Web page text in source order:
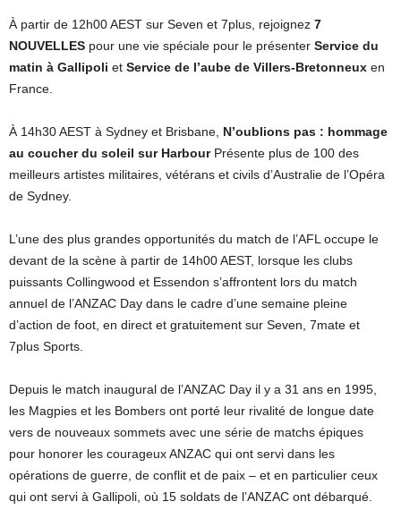
À partir de 12h00 AEST sur Seven et 7plus, rejoignez 7
NOUVELLES pour une vie spéciale pour le présenter Service du
matin à Gallipoli et Service de l’aube de Villers-Bretonneux en
France.
À 14h30 AEST à Sydney et Brisbane, N’oublions pas : hommage
au coucher du soleil sur HarbourPrésente plus de 100 des
meilleurs artistes militaires, vétérans et civils d’Australie de l’Opéra
de Sydney.
L’une des plus grandes opportunités du match de l’AFL occupe le
devant de la scène à partir de 14h00 AEST, lorsque les clubs
puissants Collingwood et Essendon s’affrontent lors du match
annuel de l’ANZAC Day dans le cadre d’une semaine pleine
d’action de foot, en direct et gratuitement sur Seven, 7mate et
7plus Sports.
Depuis le match inaugural de l’ANZAC Day il y a 31 ans en 1995,
les Magpies et les Bombers ont porté leur rivalité de longue date
vers de nouveaux sommets avec une série de matchs épiques
pour honorer les courageux ANZAC qui ont servi dans les
opérations de guerre, de conflit et de paix – et en particulier ceux
qui ont servi à Gallipoli, où 15 soldats de l’ANZAC ont débarqué.